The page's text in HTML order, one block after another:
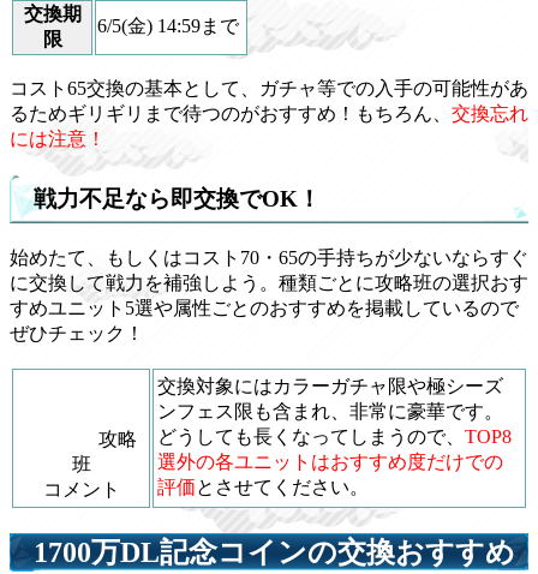
交換期
限
6/5(金) 14:59まで
コスト65交換の基本として、ガチャ等での入手の可能性があ
るためギリギリまで待つのがおすすめ！もちろん、 交換忘れ
には注意！
戦力不足なら即交換でOK！
始めたて、もしくはコスト70・65の手持ちが少ないならすぐ
に交換して戦力を補強しよう。種類ごとに攻略班の選択おす
すめユニット5選や属性ごとのおすすめを掲載しているので
ぜひチェック！
攻略
班
コメント
交換対象にはカラーガチャ限や極シーズ
ンフェス限も含まれ、非常に豪華です。
どうしても長くなってしまうので、 TOP8
選外の各ユニットはおすすめ度だけでの
評価とさせてください。
1700万DL記念コインの交換おすすめ